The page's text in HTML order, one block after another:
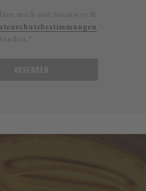
mich mit Steinway &
ABSENDEN